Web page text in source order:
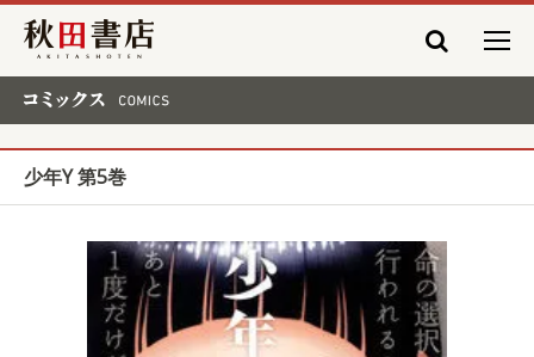
秋田書店
少年Y 第5巻